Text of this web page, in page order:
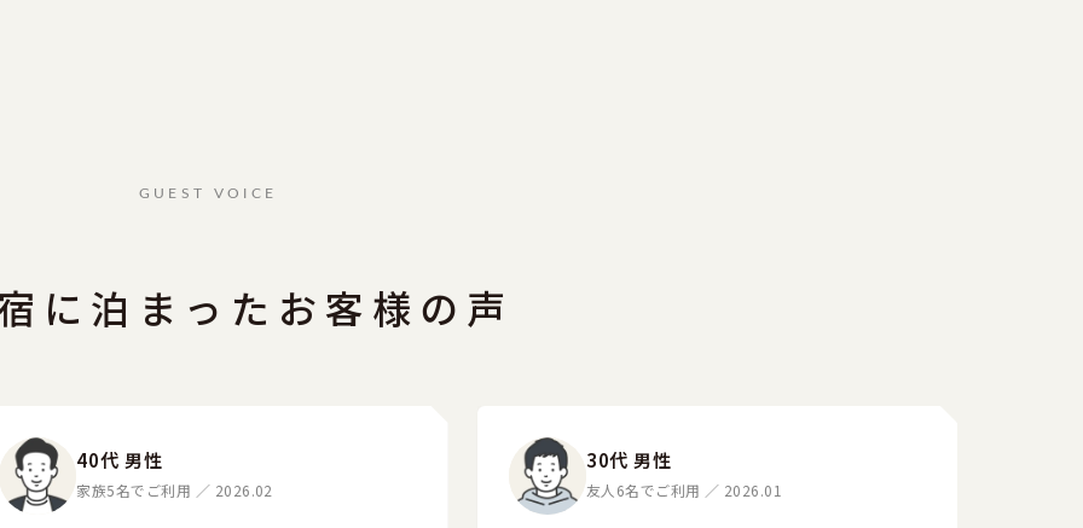
GUEST VOICE
に泊まったお客様の声
40代 男性
家族5名でご利用 ／ 2026.02
30代 男性
友人6名でご利用 ／ 2026.01